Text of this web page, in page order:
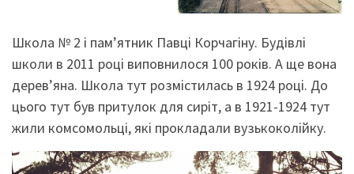
Школа № 2 і пам’ятник Павці Корчагіну. Будівлі
школи в 2011 році виповнилося 100 років. А ще вона
дерев’яна. Школа тут розмістилась в 1924 році. До
цього тут був притулок для сиріт, а в 1921-1924 тут
жили комсомольці, які прокладали вузькоколійку.